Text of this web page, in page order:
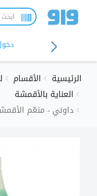
الرئيسية الأقسام
العناية بالأقمشة
داوني - منعّم الأقمشة